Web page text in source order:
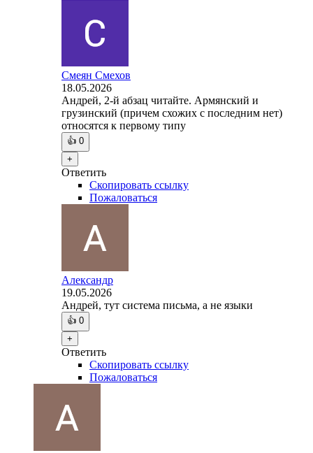
Смеян Смехов
18.05.2026
Андрей, 2-й абзац читайте. Армянский и
грузинский (причем схожих с последним нет)
относятся к первому типу
👍 0
+
Ответить
Скопировать ссылку
Пожаловаться
Александр
19.05.2026
Андрей, тут система письма, а не языки
👍 0
+
Ответить
Скопировать ссылку
Пожаловаться